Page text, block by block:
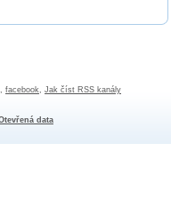
, facebook, Jak číst RSS kanály
data